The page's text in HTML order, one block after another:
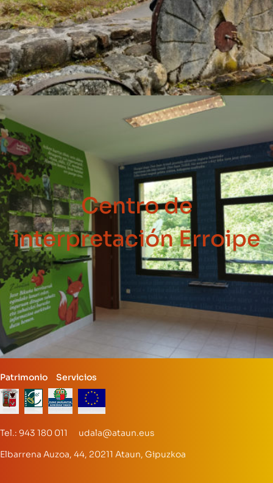
Centro de
interpretación Erroipe
Patrimonio Servicios
Tel.: 943 180 011 udala@ataun.eus
Elbarrena Auzoa, 44, 20211 Ataun, Gipuzkoa